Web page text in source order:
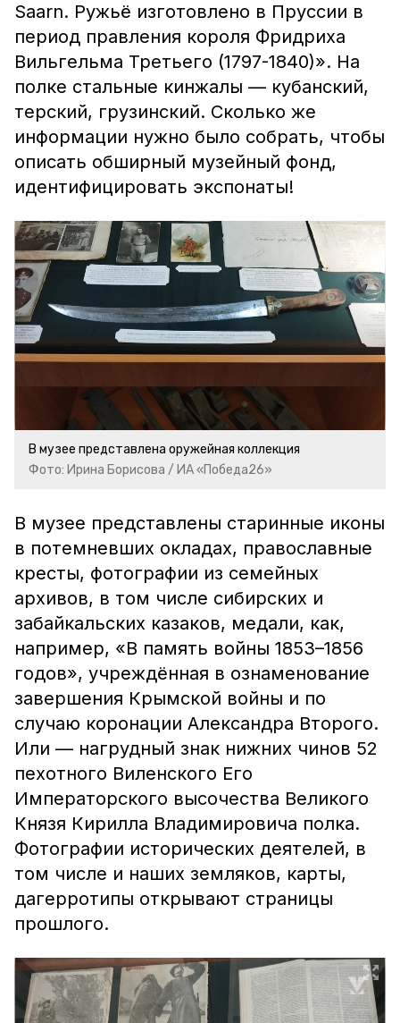
Saarn. Ружьё изготовлено в Пруссии в
период правления короля Фридриха
Вильгельма Третьего (1797-1840)». На
полке стальные кинжалы — кубанский,
терский, грузинский. Сколько же
информации нужно было собрать, чтобы
описать обширный музейный фонд,
идентифицировать экспонаты!
В музее представлена оружейная коллекция
Фото: Ирина Борисова / ИА «Победа26»
В музее представлены старинные иконы
в потемневших окладах, православные
кресты, фотографии из семейных
архивов, в том числе сибирских и
забайкальских казаков, медали, как,
например, «В память войны 1853–1856
годов», учреждённая в ознаменование
завершения Крымской войны и по
случаю коронации Александра Второго.
Или — нагрудный знак нижних чинов 52
пехотного Виленского Его
Императорского высочества Великого
Князя Кирилла Владимировича полка.
Фотографии исторических деятелей, в
том числе и наших земляков, карты,
дагерротипы открывают страницы
прошлого.